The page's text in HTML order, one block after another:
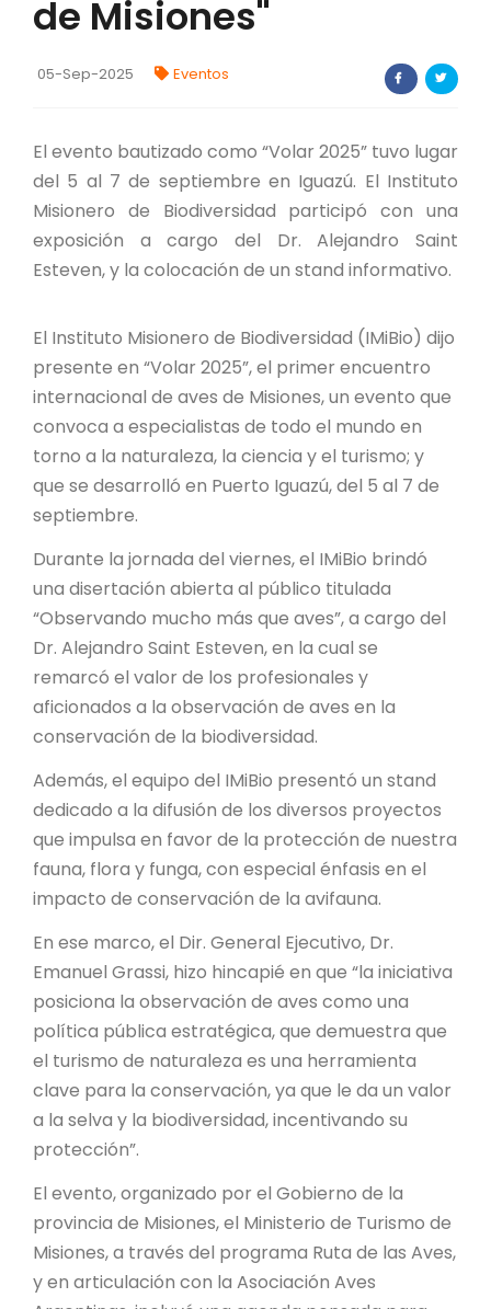
AUTORIZACIONES
PROGRAMAS Y PROYECTOS
PROGRAMAS
PROYECTO ÁGUILAS DE MISIONES
MONUMENTOS NATURALES
REPOSITORIO
CONTACTO
de Misiones"
05-Sep-2025 Eventos
El evento bautizado como “Volar 2025” tuvo lugar
del 5 al 7 de septiembre en Iguazú. El Instituto
Misionero de Biodiversidad participó con una
exposición a cargo del Dr. Alejandro Saint
Esteven, y la colocación de un stand informativo.
El Instituto Misionero de Biodiversidad (IMiBio) dijo
presente en “Volar 2025”, el primer encuentro
internacional de aves de Misiones, un evento que
convoca a especialistas de todo el mundo en
torno a la naturaleza, la ciencia y el turismo; y
que se desarrolló en Puerto Iguazú, del 5 al 7 de
septiembre.
Durante la jornada del viernes, el IMiBio brindó
una disertación abierta al público titulada
“Observando mucho más que aves”, a cargo del
Dr. Alejandro Saint Esteven, en la cual se
remarcó el valor de los profesionales y
aficionados a la observación de aves en la
conservación de la biodiversidad.
Además, el equipo del IMiBio presentó un stand
dedicado a la difusión de los diversos proyectos
que impulsa en favor de la protección de nuestra
fauna, flora y funga, con especial énfasis en el
impacto de conservación de la avifauna.
En ese marco, el Dir. General Ejecutivo, Dr.
Emanuel Grassi, hizo hincapié en que “la iniciativa
posiciona la observación de aves como una
política pública estratégica, que demuestra que
el turismo de naturaleza es una herramienta
clave para la conservación, ya que le da un valor
a la selva y la biodiversidad, incentivando su
protección”.
El evento, organizado por el Gobierno de la
provincia de Misiones, el Ministerio de Turismo de
Misiones, a través del programa Ruta de las Aves,
y en articulación con la Asociación Aves